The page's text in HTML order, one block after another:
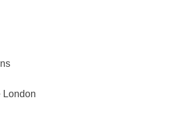
London